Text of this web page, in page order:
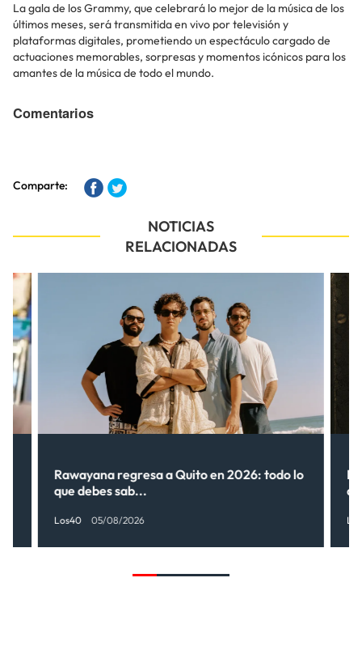
La gala de los Grammy, que celebrará lo mejor de la música de los
últimos meses, será transmitida en vivo por televisión y
plataformas digitales, prometiendo un espectáculo cargado de
actuaciones memorables, sorpresas y momentos icónicos para los
amantes de la música de todo el mundo.
Comentarios
Comparte:
NOTICIAS
RELACIONADAS
Rawayana regresa a Quito en 2026: todo lo
que debes sab...
Los40 05/08/2026